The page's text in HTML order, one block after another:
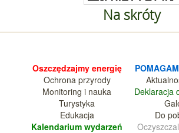
Na skróty
Oszczędzajmy energię
Ochrona przyrody
Monitoring i nauka
Turystyka
Edukacja
Kalendarium wydarzeń
POMAGAM
Deklaracja
Do